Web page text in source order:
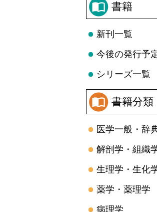
書籍
新刊一覧
今後の発行予
シリーズ一覧
書籍分類
医学一般・辞
解剖学・組織
生理学・生化
薬学・薬理学
病理学